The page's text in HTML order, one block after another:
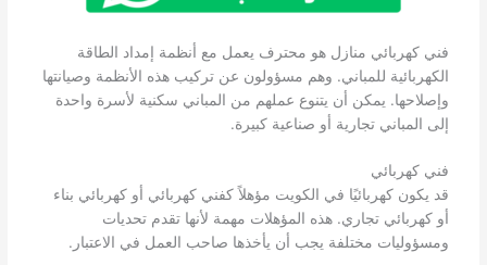
فني كهربائي منازل هو محترف يعمل مع أنظمة إمداد الطاقة
الكهربائية للمباني. وهم مسؤولون عن تركيب هذه الأنظمة وصيانتها
وإصلاحها. يمكن أن يتنوع عملهم من المباني سكنية لأسرة واحدة
إلى المباني تجارية أو صناعية كبيرة.
فني كهربائي
قد يكون كهربائيًا في الكويت مؤهلاً كفني كهربائي أو كهربائي بناء
أو كهربائي تجاري. هذه المؤهلات مهمة لأنها تقدم تحديات
ومسؤوليات مختلفة يجب أن يأخذها صاحب العمل في الاعتبار.